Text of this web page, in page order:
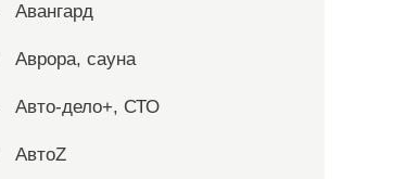
Авангард
Аврора, сауна
Авто-дело+, СТО
АвтоZ